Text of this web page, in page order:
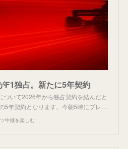
F1独占。新たに5年契約
ついて2026年から独占契約を結んだと
5年契約となります。今朝5時にプレ…
中継を楽しむ